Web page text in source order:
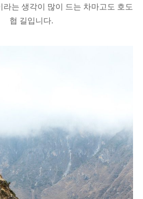
는 생각이 많이 드는 차마고도 호도
협 길입니다.